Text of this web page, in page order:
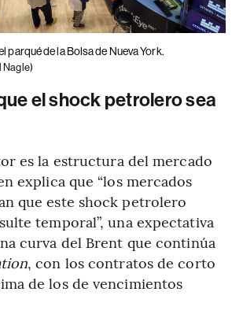
parqué de la Bolsa de Nueva York.
Nagle)
el shock petrolero sea
es la estructura del mercado
explica que “los mercados
que este shock petrolero
temporal”, una expectativa
curva del Brent que continúa
, con los contratos de corto
de los de vencimientos